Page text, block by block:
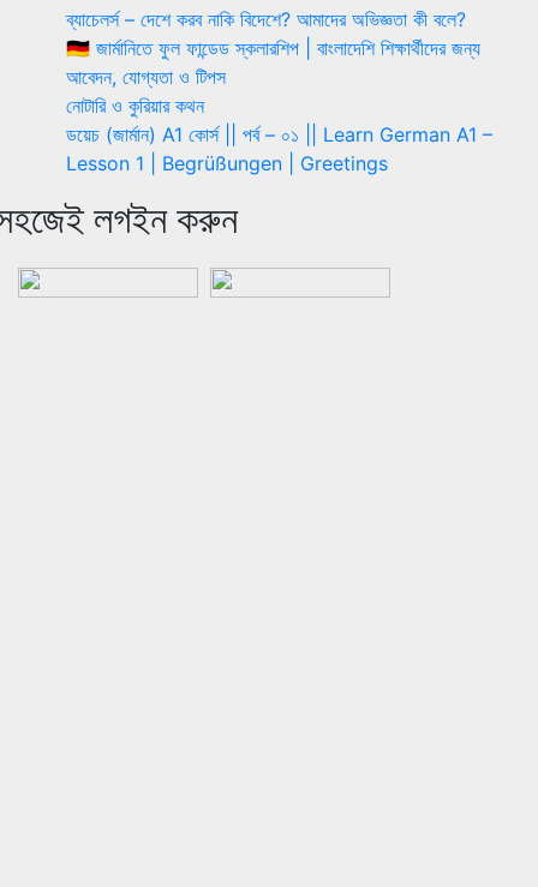
ব্যাচেলর্স – দেশে করব নাকি বিদেশে? আমাদের অভিজ্ঞতা কী বলে?
🇩🇪 জার্মানিতে ফুল ফান্ডেড স্কলারশিপ | বাংলাদেশি শিক্ষার্থীদের জন্য
আবেদন, যোগ্যতা ও টিপস
নোটারি ও কুরিয়ার কথন
ডয়েচ (জার্মান) A1 কোর্স || পর্ব – ০১ || Learn German A1 –
Lesson 1 | Begrüßungen | Greetings
লগইন করুন